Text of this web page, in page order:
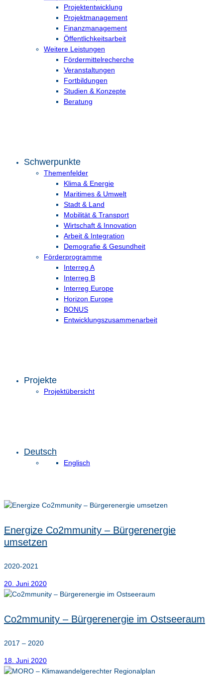
Projektentwicklung
Projektmanagement
Finanzmanagement
Öffentlichkeitsarbeit
Weitere Leistungen
Fördermittelrecherche
Veranstaltungen
Fortbildungen
Studien & Konzepte
Beratung
Schwerpunkte
Themenfelder
Klima & Energie
Maritimes & Umwelt
Stadt & Land
Mobilität & Transport
Wirtschaft & Innovation
Arbeit & Integration
Demografie & Gesundheit
Förderprogramme
Interreg A
Interreg B
Interreg Europe
Horizon Europe
BONUS
Entwicklungs­zusammenarbeit
Projekte
Projektübersicht
Deutsch
Englisch
Energize Co2mmunity – Bürgerenergie
umsetzen
2020-2021
20. Juni 2020
Co2mmunity – Bürgerenergie im Ostseeraum
2017 – 2020
18. Juni 2020